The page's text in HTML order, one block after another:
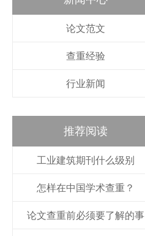
论文范文
查重经验
行业新闻
推荐阅读
工业建筑期刊什么级别
怎样在中国学术查重？
论文查重前必须要了解的事